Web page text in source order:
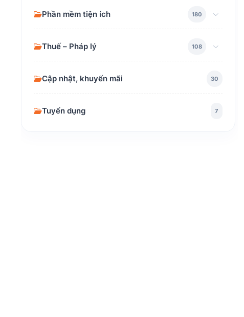
Phần mềm tiện ích 180
Thuế – Pháp lý 108
Cập nhật, khuyến mãi 30
Tuyển dụng 7